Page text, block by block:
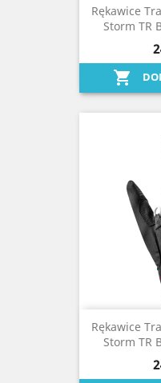
Rękawice
Storm TR

Rękawice
Storm TR